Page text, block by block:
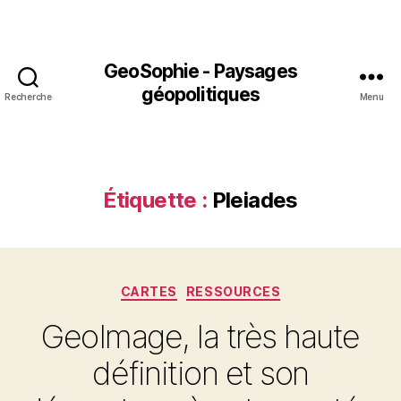
Recherche
GeoSophie - Paysages
géopolitiques
Menu
Étiquette : Pleiades
Catégories
CARTES RESSOURCES
GeoImage, la très haute
définition et son